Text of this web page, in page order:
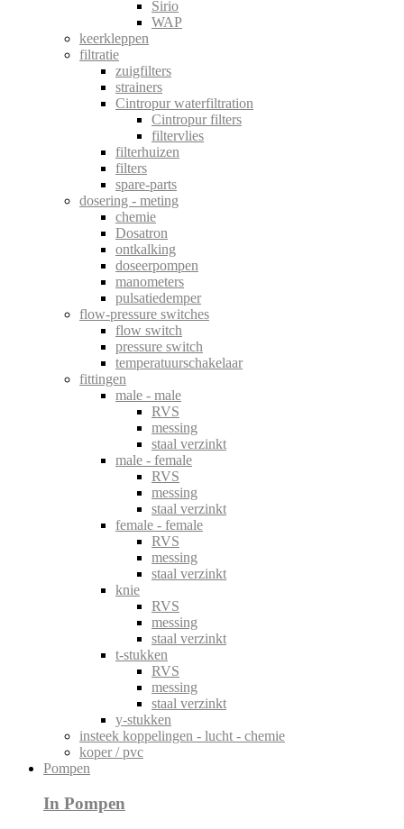
Sirio
WAP
keerkleppen
filtratie
zuigfilters
strainers
Cintropur waterfiltration
Cintropur filters
filtervlies
filterhuizen
filters
spare-parts
dosering - meting
chemie
Dosatron
ontkalking
doseerpompen
manometers
pulsatiedemper
flow-pressure switches
flow switch
pressure switch
temperatuurschakelaar
fittingen
male - male
RVS
messing
staal verzinkt
male - female
RVS
messing
staal verzinkt
female - female
RVS
messing
staal verzinkt
knie
RVS
messing
staal verzinkt
t-stukken
RVS
messing
staal verzinkt
y-stukken
insteek koppelingen - lucht - chemie
koper / pvc
Pompen
In Pompen